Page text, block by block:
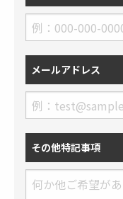
メールアドレス
その他特記事項